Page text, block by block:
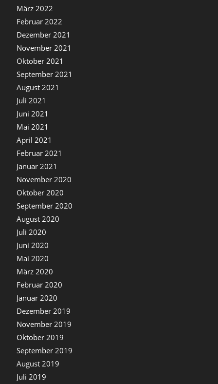
März 2022
Februar 2022
Dezember 2021
November 2021
Oktober 2021
September 2021
August 2021
Juli 2021
Juni 2021
Mai 2021
April 2021
Februar 2021
Januar 2021
November 2020
Oktober 2020
September 2020
August 2020
Juli 2020
Juni 2020
Mai 2020
März 2020
Februar 2020
Januar 2020
Dezember 2019
November 2019
Oktober 2019
September 2019
August 2019
Juli 2019